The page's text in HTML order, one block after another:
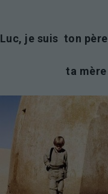
Luc, je suis ton père
ta mère